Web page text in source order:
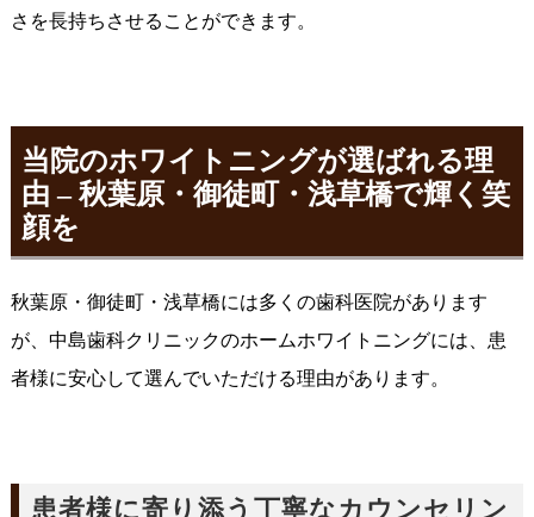
さを長持ちさせることができます。
当院のホワイトニングが選ばれる理
由 – 秋葉原・御徒町・浅草橋で輝く笑
顔を
秋葉原・御徒町・浅草橋には多くの歯科医院があります
が、中島歯科クリニックのホームホワイトニングには、患
者様に安心して選んでいただける理由があります。
患者様に寄り添う丁寧なカウンセリン